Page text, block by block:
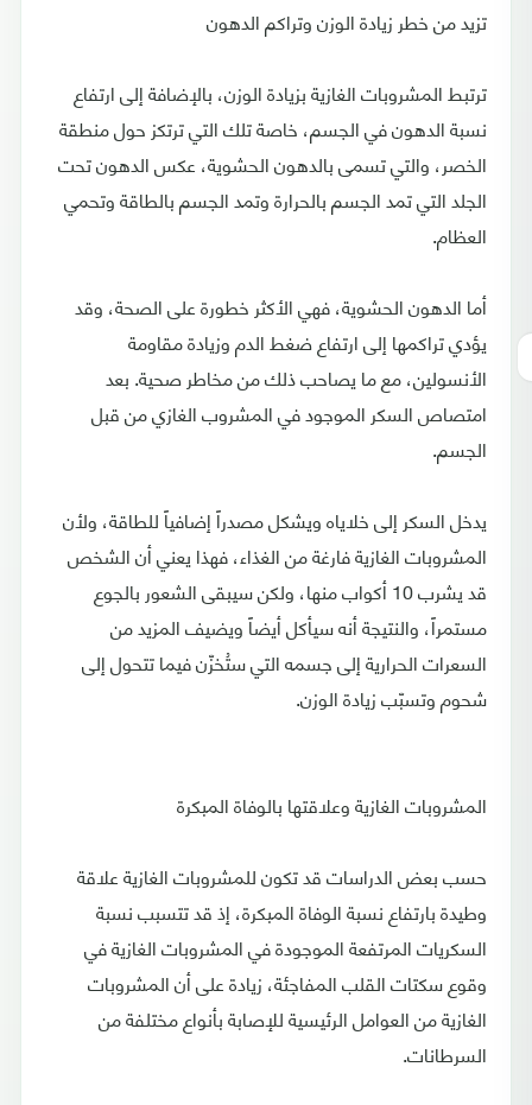
تزيد من خطر زيادة الوزن وتراكم الدهون
ترتبط المشروبات الغازية بزيادة الوزن، بالإضافة إلى ارتفاع
نسبة الدهون في الجسم، خاصة تلك التي ترتكز حول منطقة
الخصر، والتي تسمى بالدهون الحشوية، عكس الدهون تحت
الجلد التي تمد الجسم بالحرارة وتمد الجسم بالطاقة وتحمي
العظام.
أما الدهون الحشوية، فهي الأكثر خطورة على الصحة، وقد
يؤدي تراكمها إلى ارتفاع ضغط الدم وزيادة مقاومة
الأنسولين، مع ما يصاحب ذلك من مخاطر صحية. بعد
امتصاص السكر الموجود في المشروب الغازي من قبل
الجسم.
يدخل السكر إلى خلاياه ويشكل مصدراً إضافياً للطاقة، ولأن
المشروبات الغازية فارغة من الغذاء، فهذا يعني أن الشخص
قد يشرب 10 أكواب منها، ولكن سيبقى الشعور بالجوع
مستمراً، والنتيجة أنه سيأكل أيضاً ويضيف المزيد من
السعرات الحرارية إلى جسمه التي ستُخزّن فيما تتحول إلى
شحوم وتسبّب زيادة الوزن.
المشروبات الغازية وعلاقتها بالوفاة المبكرة
حسب بعض الدراسات قد تكون للمشروبات الغازية علاقة
وطيدة بارتفاع نسبة الوفاة المبكرة، إذ قد تتسبب نسبة
السكريات المرتفعة الموجودة في المشروبات الغازية في
وقوع سكتات القلب المفاجئة، زيادة على أن المشروبات
الغازية من العوامل الرئيسية للإصابة بأنواع مختلفة من
السرطانات.